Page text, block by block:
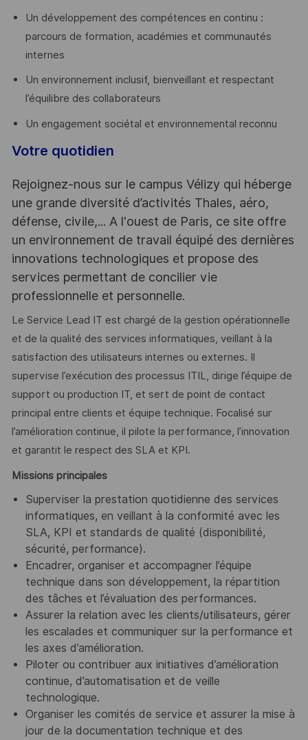
Un développement des compétences en continu :
parcours de formation, académies et communautés
internes
Un environnement inclusif, bienveillant et respectant
l’équilibre des collaborateurs
Un engagement sociétal et environnemental reconnu
Votre quotidien
Rejoignez-nous sur le campus Vélizy qui héberge
une grande diversité d’activités Thales, aéro,
défense, civile,... A l'ouest de Paris, ce site offre
un environnement de travail équipé des dernières
innovations technologiques et propose des
services permettant de concilier vie
professionnelle et personnelle.
Le Service Lead IT est chargé de la gestion opérationnelle
et de la qualité des services informatiques, veillant à la
satisfaction des utilisateurs internes ou externes. Il
supervise l’exécution des processus ITIL, dirige l’équipe de
support ou production IT, et sert de point de contact
principal entre clients et équipe technique. Focalisé sur
l’amélioration continue, il pilote la performance, l’innovation
et garantit le respect des SLA et KPI.
Missions principales
Superviser la prestation quotidienne des services
informatiques, en veillant à la conformité avec les
SLA, KPI et standards de qualité (disponibilité,
sécurité, performance).
Encadrer, organiser et accompagner l’équipe
technique dans son développement, la répartition
des tâches et l’évaluation des performances.
Assurer la relation avec les clients/utilisateurs, gérer
les escalades et communiquer sur la performance et
les axes d’amélioration.
Piloter ou contribuer aux initiatives d’amélioration
continue, d’automatisation et de veille
technologique.
Organiser les comités de service et assurer la mise à
jour de la documentation technique et des